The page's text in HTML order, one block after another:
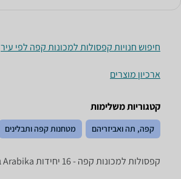
חיפוש חנויות קפסולות למכונות קפה לפי עיר
ארכיון מוצרים
קטגוריות משלימות
קפה, תה ואביזריהם מטחנות קפה ותבלינים
קפסולות למכונות קפה - ‏16 ‏יחידות ‏Arabika ב-zap השוואת מחירים תמצאו מגוון רחב של קפסולות לקפה של היצרנים המובילים: Lavazza, Mauro, illy, Espressoclub, Verani ועוד.